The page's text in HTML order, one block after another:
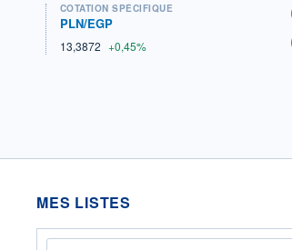
COTATION SPÉCIFIQUE
PLN/EGP
13,3872 +0,45%
MES LISTES